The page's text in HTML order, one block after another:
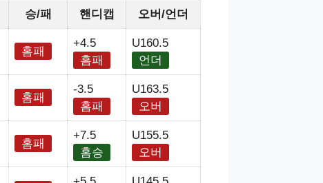
승/패 핸디캡 오버/언더
홈패
+4.5
홈패
U160.5
언더
홈패
-3.5
홈패
U163.5
오버
홈패
+7.5
홈승
U155.5
오버